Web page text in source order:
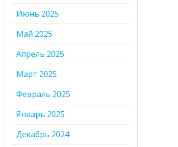
Июнь 2025
Май 2025
Апрель 2025
Март 2025
Февраль 2025
Январь 2025
Декабрь 2024